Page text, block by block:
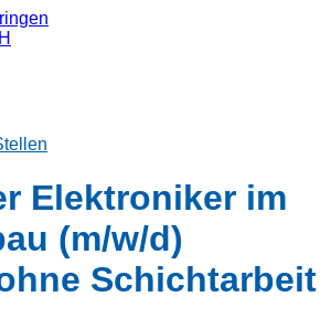
Elektroniker im
(m/w/d)
Schichtarbeit